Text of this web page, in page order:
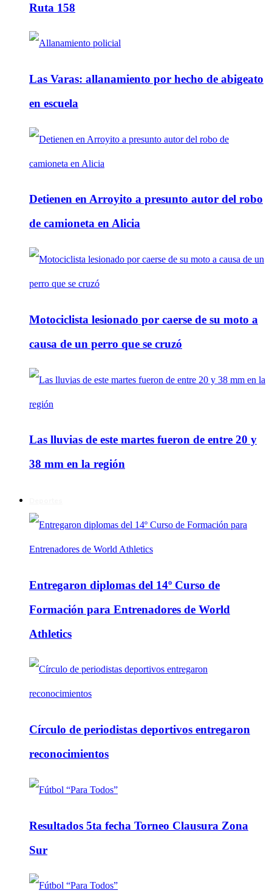
Ruta 158
Las Varas: allanamiento por hecho de abigeato
en escuela
Detienen en Arroyito a presunto autor del robo
de camioneta en Alicia
Motociclista lesionado por caerse de su moto a
causa de un perro que se cruzó
Las lluvias de este martes fueron de entre 20 y
38 mm en la región
Entregaron diplomas del 14º Curso de
Formación para Entrenadores de World
Athletics
Círculo de periodistas deportivos entregaron
reconocimientos
Resultados 5ta fecha Torneo Clausura Zona
Sur